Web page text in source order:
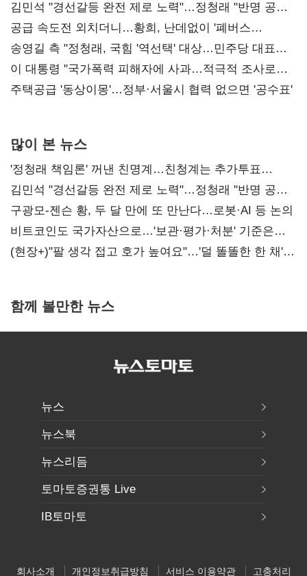
김민석 "경선갈등 완전 제로 노력"…정청래 "반명 공세
사과부터"
공급 속도전 외치더니…황희, 난데없이 '폐버스
리모델링' 제안
송영길 측 "정청래, 국힘 '역선택' 대상…민주당 대표로
총선 지휘 못해"
이 대통령 "국가폭력 피해자에 사과…적극적 조사로
진실 밝혀야"
주택공급 '동상이몽'…정부·서울시 협력 없으면 '공수표'
많이 본 뉴스
'정청래 책임론' 꺼낸 친명계…친청계는 추가투표
때리기
김민석 "경선갈등 완전 제로 노력"…정청래 "반명 공세
사과부터"
구광모-젠슨 황, 두 달 만에 또 만난다…로봇·AI 등 논의
비트코인도 국가자산으로…'보관·평가·처분' 기준은
숙제
(현장+)"팔 생각 접고 호가 높여요"…'덜 똘똘한 한 채'
함께 볼만한 뉴스
뉴스
뉴스북
뉴스리듬
토마토증권통 Live
IB토마토
회사소개 개인정보취급방침 서비스 이용약관 고충처리